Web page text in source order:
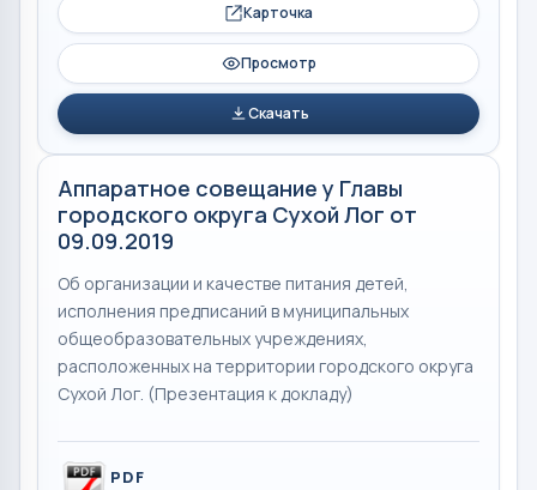
Карточка
Просмотр
Скачать
Аппаратное совещание у Главы
городского округа Сухой Лог от
09.09.2019
Об организации и качестве питания детей,
исполнения предписаний в муниципальных
общеобразовательных учреждениях,
расположенных на территории городского округа
Сухой Лог. (Презентация к докладу)
PDF